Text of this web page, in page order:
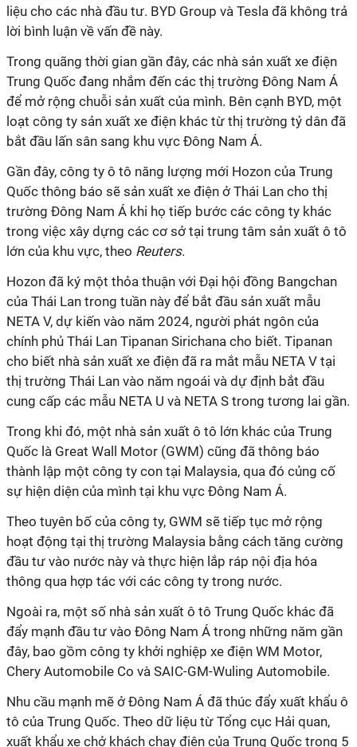
liệu cho các nhà đầu tư. BYD Group và Tesla đã không trả
lời bình luận về vấn đề này.
Trong quãng thời gian gần đây, các nhà sản xuất xe điện
Trung Quốc đang nhắm đến các thị trường Đông Nam Á
để mở rộng chuỗi sản xuất của mình. Bên cạnh BYD, một
loạt công ty sản xuất xe điện khác từ thị trường tỷ dân đã
bắt đầu lấn sân sang khu vực Đông Nam Á.
Gần đây, công ty ô tô năng lượng mới Hozon của Trung
Quốc thông báo sẽ sản xuất xe điện ở Thái Lan cho thị
trường Đông Nam Á khi họ tiếp bước các công ty khác
trong việc xây dựng các cơ sở tại trung tâm sản xuất ô tô
lớn của khu vực, theo Reuters.
Hozon đã ký một thỏa thuận với Đại hội đồng Bangchan
của Thái Lan trong tuần này để bắt đầu sản xuất mẫu
NETA V, dự kiến vào năm 2024, người phát ngôn của
chính phủ Thái Lan Tipanan Sirichana cho biết. Tipanan
cho biết nhà sản xuất xe điện đã ra mắt mẫu NETA V tại
thị trường Thái Lan vào năm ngoái và dự định bắt đầu
cung cấp các mẫu NETA U và NETA S trong tương lai gần.
Trong khi đó, một nhà sản xuất ô tô lớn khác của Trung
Quốc là Great Wall Motor (GWM) cũng đã thông báo
thành lập một công ty con tại Malaysia, qua đó củng cố
sự hiện diện của mình tại khu vực Đông Nam Á.
Theo tuyên bố của công ty, GWM sẽ tiếp tục mở rộng
hoạt động tại thị trường Malaysia bằng cách tăng cường
đầu tư vào nước này và thực hiện lắp ráp nội địa hóa
thông qua hợp tác với các công ty trong nước.
Ngoài ra, một số nhà sản xuất ô tô Trung Quốc khác đã
đẩy mạnh đầu tư vào Đông Nam Á trong những năm gần
đây, bao gồm công ty khởi nghiệp xe điện WM Motor,
Chery Automobile Co và SAIC-GM-Wuling Automobile.
Nhu cầu mạnh mẽ ở Đông Nam Á đã thúc đẩy xuất khẩu ô
tô của Trung Quốc. Theo dữ liệu từ Tổng cục Hải quan,
xuất khẩu xe chở khách chạy điện của Trung Quốc trong 5